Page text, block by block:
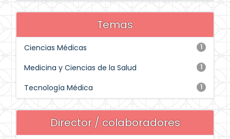
Temas
1
Ciencias Médicas
1
Medicina y Ciencias de la Salud
1
Tecnología Médica
Director / colaboradores